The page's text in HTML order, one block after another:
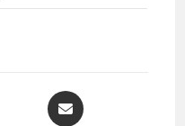
Opens
in